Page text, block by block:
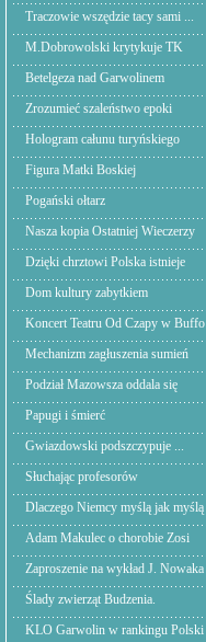
Traczowie wszędzie tacy sami ...
M.Dobrowolski krytykuje TK
Betelgeza nad Garwolinem
Zrozumieć szaleństwo epoki
Hologram całunu turyńskiego
Figura Matki Boskiej
Pogański ołtarz
Nasza kopia Ostatniej Wieczerzy
Dzięki chrztowi Polska istnieje
Dom kultury zabytkiem
Koncert Teatru Od Czapy w Buffo
Mechanizm zagłuszenia sumień
Podział Mazowsza oddala się
Papugi i śmierć
Gwiazdowski podszczypuje ...
Słuchając profesorów
Dlaczego Niemcy myślą jak myślą
Adam Makulec o chorobie Zosi
Zaproszenie na wykład J. Nowaka
Ślady zwierząt Budzenia.
KLO Garwolin w rankingu Polski